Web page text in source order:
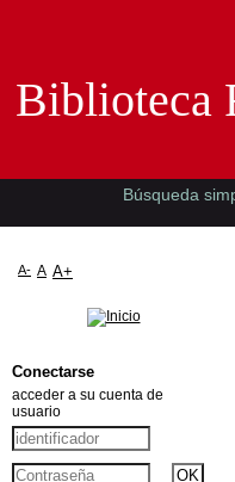
Biblioteca
Búsqueda
A- A A+
Conectarse
acceder a su cuenta de
usuario